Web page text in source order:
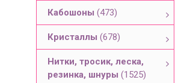
Кабошоны (473)
Кристаллы (678)
Нитки, тросик, леска,
резинка, шнуры (1525)